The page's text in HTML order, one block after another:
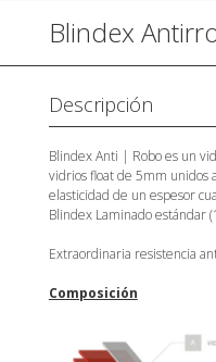
Blindex
Descripción
Blindex Anti | Robo es un
vidrios float de 5mm unidos
elasticidad de un espesor
Blindex Laminado estándar
Extraordinaria resistencia
Composición